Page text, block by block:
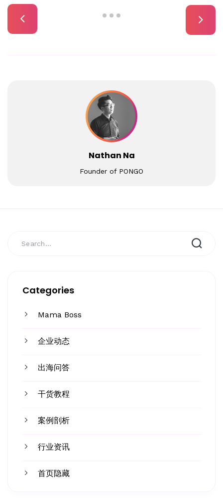
Categories
Mama Boss
企业动态
出海问答
干货教程
案例剖析
行业资讯
首页隐藏
Nathan Na
Founder of PONGO